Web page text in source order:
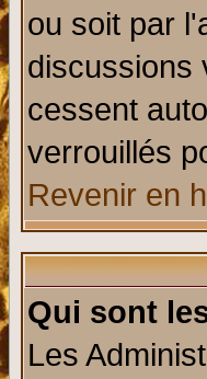
ou soit par
discussions
cessent
verrouillés
Revenir en
Qui sont
Les